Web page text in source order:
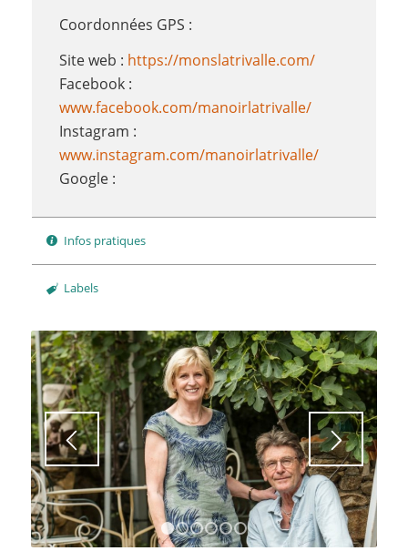
Coordonnées GPS :
Site web : https://monslatrivalle.com/
Facebook :
www.facebook.com/manoirlatrivalle/
Instagram :
www.instagram.com/manoirlatrivalle/
Google :
Infos pratiques
Labels
1 2 3 4 5